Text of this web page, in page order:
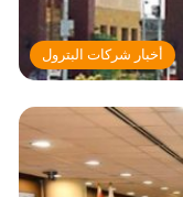
أخبار شركات البترول